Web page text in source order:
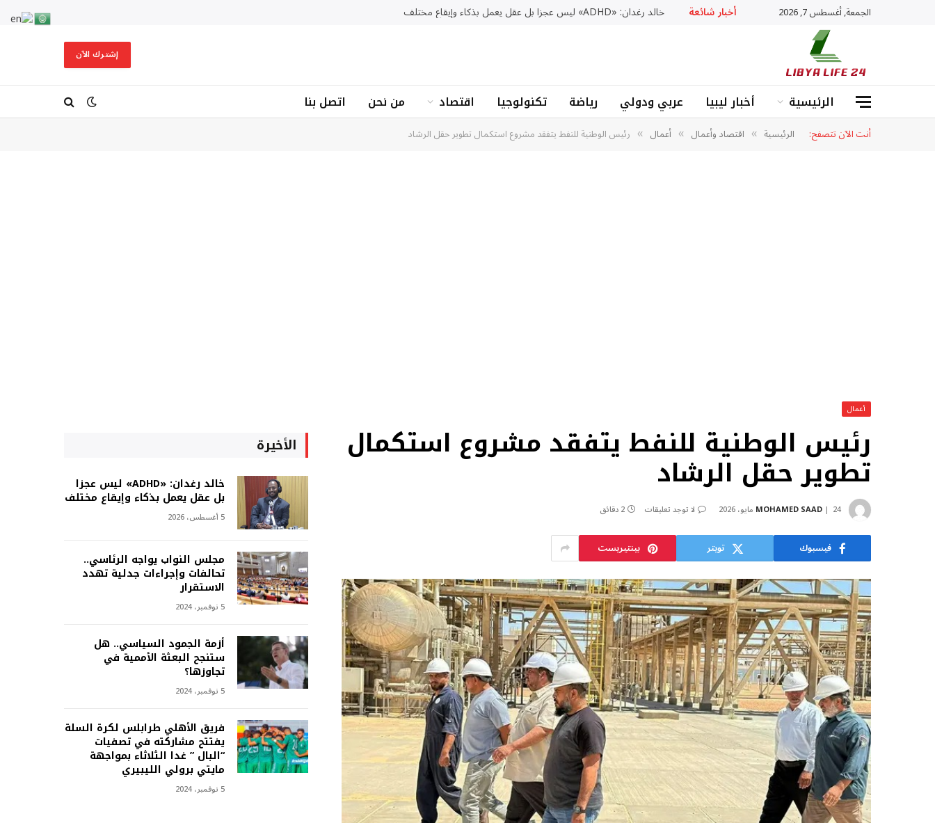
الجمعة, أغسطس 7, 2026 أخبار شائعة خالد رغدان: «ADHD» ليس عجزا بل عقل يعمل بذكاء وإيقاع مختلف
إشترك الآن
الرئيسية أخبار ليبيا عربي ودولي رياضة تكنولوجيا اقتصاد من نحن اتصل بنا
أنت الآن تتصفح: الرئيسية » اقتصاد وأعمال » أعمال » رئيس الوطنية للنفط يتفقد مشروع استكمال تطوير حقل الرشاد
أعمال
رئيس الوطنية للنفط يتفقد مشروع استكمال
تطوير حقل الرشاد
MOHAMED SAAD 24 مايو، 2026 لا توجد تعليقات 2 دقائق
فيسبوك تويتر بينتيريست
الأخيرة
خالد رغدان: «ADHD» ليس عجزا
بل عقل يعمل بذكاء وإيقاع مختلف
5 أغسطس، 2026
مجلس النواب يواجه الرئاسي..
تحالفات وإجراءات جدلية تهدد
الاستقرار
5 نوفمبر، 2024
أزمة الجمود السياسي.. هل
ستنجح البعثة الأممية في
تجاوزها؟
5 نوفمبر، 2024
فريق الأهلي طرابلس لكرة السلة
يفتتح مشاركته في تصفيات
“البال ” غدا الثلاثاء بمواجهة
مايتي برولي الليبيري
5 نوفمبر، 2024